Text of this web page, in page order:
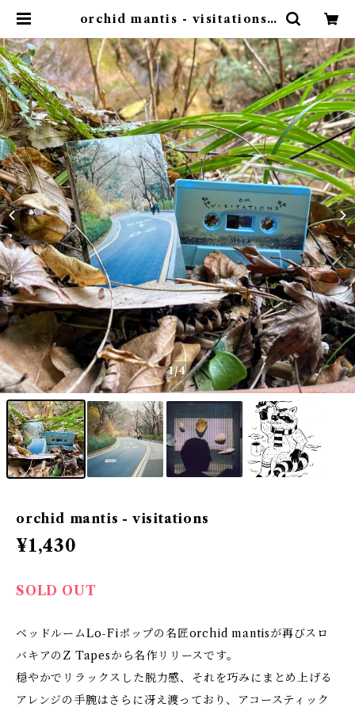
orchid mantis - visitations |
1/4
orchid mantis - visitations
¥1,430
SOLD OUT
ベッドルームLo-Fiポップの名匠orchid mantisが再びスロ
バキアのZ Tapesから名作リリースです。
穏やかでリラックスした脱力感、それを巧みにまとめ上げる
アレンジの手腕はさらに冴え渡っており、アコースティック